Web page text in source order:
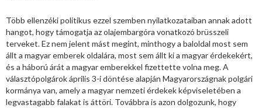
Több ellenzéki politikus ezzel szemben nyilatkozataiban annak adott
hangot, hogy támogatja az olajembargóra vonatkozó brüsszeli
terveket. Ez nem jelent mást megint, minthogy a baloldal most sem
állt a magyar emberek oldalára, most sem állt ki a magyar érdekekért,
és a háború árát a magyar emberekkel fizettette volna meg. A
választópolgárok április 3-i döntése alapján Magyarországnak polgári
kormánya van, amely a magyar nemzeti érdekek képviseletében a
legvastagabb falakat is áttöri. Továbbra is azon dolgozunk, hogy